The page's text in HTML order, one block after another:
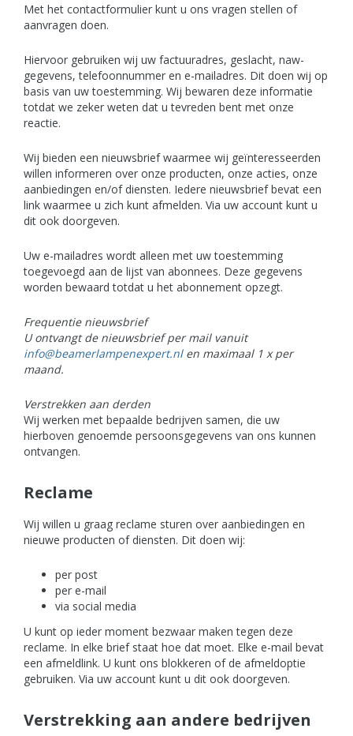
Met het contactformulier kunt u ons vragen stellen of
aanvragen doen.
Hiervoor gebruiken wij uw factuuradres, geslacht, naw-
gegevens, telefoonnummer en e-mailadres. Dit doen wij op
basis van uw toestemming. Wij bewaren deze informatie
totdat we zeker weten dat u tevreden bent met onze
reactie.
Wij bieden een nieuwsbrief waarmee wij geïnteresseerden
willen informeren over onze producten, onze acties, onze
aanbiedingen en/of diensten. Iedere nieuwsbrief bevat een
link waarmee u zich kunt afmelden. Via uw account kunt u
dit ook doorgeven.
Uw e-mailadres wordt alleen met uw toestemming
toegevoegd aan de lijst van abonnees. Deze gegevens
worden bewaard totdat u het abonnement opzegt.
Frequentie nieuwsbrief
U ontvangt de nieuwsbrief per mail vanuit
info@beamerlampenexpert.nlen maximaal 1 x per
maand.
Verstrekken aan derden
Wij werken met bepaalde bedrijven samen, die uw
hierboven genoemde persoonsgegevens van ons kunnen
ontvangen.
Reclame
Wij willen u graag reclame sturen over aanbiedingen en
nieuwe producten of diensten. Dit doen wij:
per post
per e-mail
via social media
U kunt op ieder moment bezwaar maken tegen deze
reclame. In elke brief staat hoe dat moet. Elke e-mail bevat
een afmeldlink. U kunt ons blokkeren of de afmeldoptie
gebruiken. Via uw account kunt u dit ook doorgeven.
Verstrekking aan andere bedrijven